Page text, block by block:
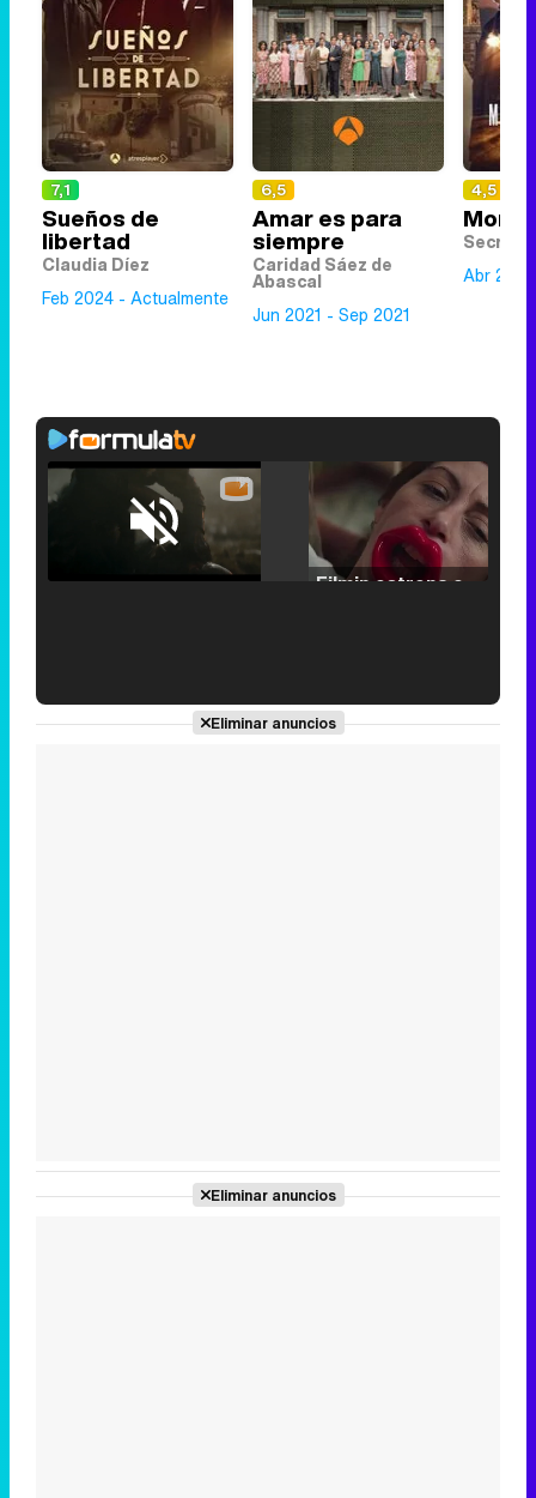
7,1
Sueños de
libertad
Claudia Díez
Feb 2024 - Actualmente
6,5
Amar es para
siempre
Caridad Sáez de
Abascal
Jun 2021 - Sep 2021
4,5
Abr
Unmute /
'120 Minutos' celebra sus 2.000 programas en Telemadrid con un vídeo del día a día en la redacción
Eliminar anuncios
Eliminar anuncios